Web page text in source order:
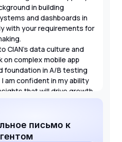
in building
and dashboards in
with your requirements for
CIAN's data culture and
complex mobile app
foundation in A/B testing
am confident in my ability
that will drive growth
forward to the
how my technical skills and
to your team's
письмо к